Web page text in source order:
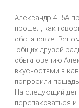
Александр 4L5A
прошел, как
обстановке.
общих друзей-
обыкновению
вкусностями в
попросили
На следующий
перепаковаться